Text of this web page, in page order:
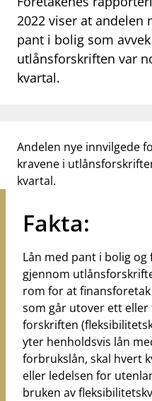
work_outlineJobb hos oss
dashboardInformasjon for
notifications_noneAbonner på
2022 viser at andelen
pant i bolig som
utlånsforskriften var
kvartal.
Andelen nye innvilgede
kravene i
kvartal.
Fakta:
Lån med pant i bolig
gjennom
rom for at
som går utover ett eller
forskriften
yter henholdsvis lån
forbrukslån, skal hvert
eller ledelsen for
bruken av